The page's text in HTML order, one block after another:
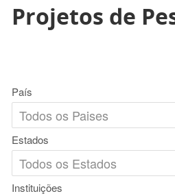
Projetos de
País
Estados
Instituições